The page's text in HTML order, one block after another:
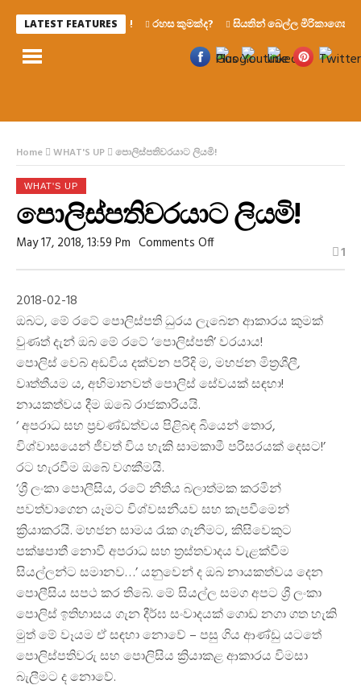
LATEST FEATURES රහස කුමක්ද? සියතින් බෙල්ල මිරිකාගෙන
Home WHAT'S UP පොලිස්පතිවරයාට ලියමි!
WHAT'S UP
පොලිස්පතිවරයාට ලියමි!
May 17, 2018, 13:59 Pm Comments OffOn
ලියමි!
1
2018-02-18
ඔබට, මේ රටේ පොලිස්පති ධුරය ලැබෙන ආකාරය කුමක්
වුණත් දැන් ඔබ මේ රටේ ‘පොලිස්පති’ වරයාය!
පොලිස් වෙබ් අඩවිය දක්වන පරිදි ම, මහජන මිත්‍රශීලී,
වෘත්තීයම ය, අභිමානවත් පොලිස් සේවයක් සඳහා!
නායකත්වය දීම ඔබේ රාජකාරියයි.
‘ අපරාධ සහ ප්‍රචණ්ඩත්වය පිළිබඳ බියෙන් තොර,
විශ්වාසයෙන් ජීවත් විය හැකි සාමකාමී පරිසරයක් දෙසට!’
රට හැරවීම ඔබේ වගකීමයි.
‘ශ්‍රී ලංකා පොලීසිය, රටේ නීතිය බලාත්මක කරමින්
පවත්වාගෙන යෑමට විශ්වසනීයව සහ කැපවීමෙන්
ක්‍රියාකරයි. මහජන සාමය රැක ගැනීමට, කිසිවෙකුට
පක්ෂපාතී නොවී අපරාධ සහ ත්‍රස්තවාදය වැළක්වීම
සියල්ලන්ට සමානව…’ යනුවෙන් ද ඔබ නායකත්වය දෙන
පොලීසිය සපථ කර තිබේ. මේ සියල්ල සමග අපට ශ්‍රී ලංකා
පොලිස් ඉතිහාසය ගැන දීර්ඝ සංවාදයක් ගොඩ නගා ගත හැකි
මුත් මේ වෑයම ඒ සඳහා නොවේ – පසු ගිය ආණ්ඩු යටතේ
පොලිස්පතිවරු සහ පොලිසිය ක්‍රියාකළ ආකාරය විමසා
බැලීමට ද නොවේ.